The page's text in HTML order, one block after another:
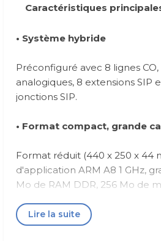
Caractéristiques
• Système hybride
Préconfiguré avec 8 lignes
analogiques, 8 extensions SIP
jonctions SIP.
• Format compact, grande
Format réduit (440 x 250 x 44
d'application ARM A8 1 GHz,
Mo de RAM DDR, 256 Mo de
numérique C64X haute
qualité vocale optimale.
Lire la suite